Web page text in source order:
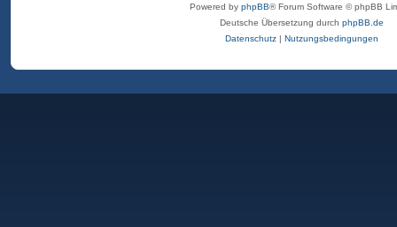
Powered by phpBB® Forum Software © phpBB
Deutsche Übersetzung durch phpBB.de
Datenschutz | Nutzungsbedingungen